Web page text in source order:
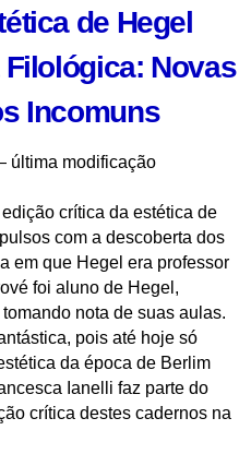
de Hegel
Novas
Incomuns
modificação
crítica da estética de
com a descoberta dos
em que Hegel era professor
foi aluno de Hegel,
nota de suas aulas.
pois até hoje só
da época de Berlim
Ianelli faz parte do
crítica destes cadernos na